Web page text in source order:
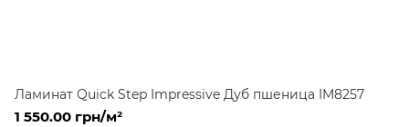
Ламинат Quick Step Impressive Дуб пшеница IM8257
1 550.00 грн/м²